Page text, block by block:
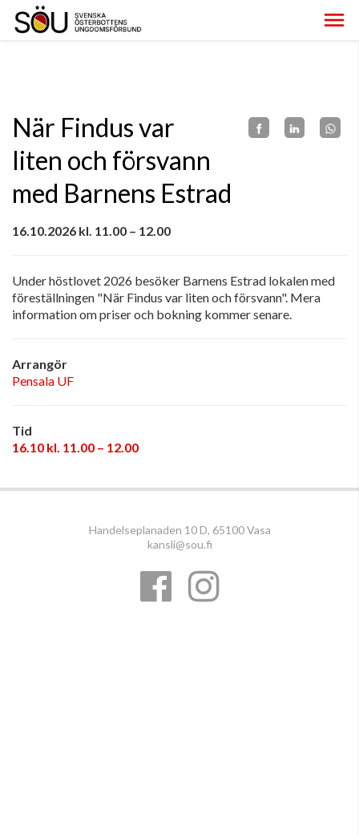
När Findus var
liten och försvann
med Barnens Estrad
16.10.2026 kl. 11.00 – 12.00
Under höstlovet 2026 besöker Barnens Estrad lokalen med
föreställningen "När Findus var liten och försvann". Mera
information om priser och bokning kommer senare.
Arrangör
Pensala UF
Tid
16.10 kl. 11.00 – 12.00
Handelseplanaden 10 D, 65100 Vasa
kansli@sou.fi